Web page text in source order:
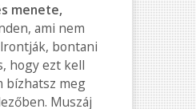
menete,
ami nem
bontani
hogy ezt kell
bízhatsz meg
Muszáj